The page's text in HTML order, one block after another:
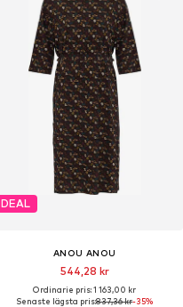
DEAL
ANOU ANOU
544,28 kr
Ordinarie pris: 1 163,00 kr
Senaste lägsta pris:837,36 kr-35%